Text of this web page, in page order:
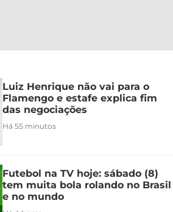
Luiz Henrique não vai para o
Flamengo e estafe explica fim
das negociações
Há 55 minutos
Futebol na TV hoje: sábado (8)
tem muita bola rolando no Brasil
e no mundo